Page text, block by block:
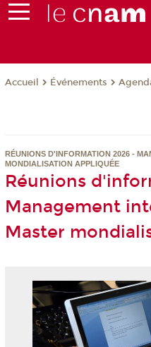
Accueil Événements
RÉUNIONS D'INFORMATION 2026 -
MONDIALISATION APPLIQUÉE
Réunions
Management
Master